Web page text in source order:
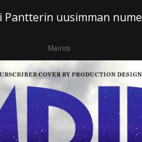
uusimman
Mainos